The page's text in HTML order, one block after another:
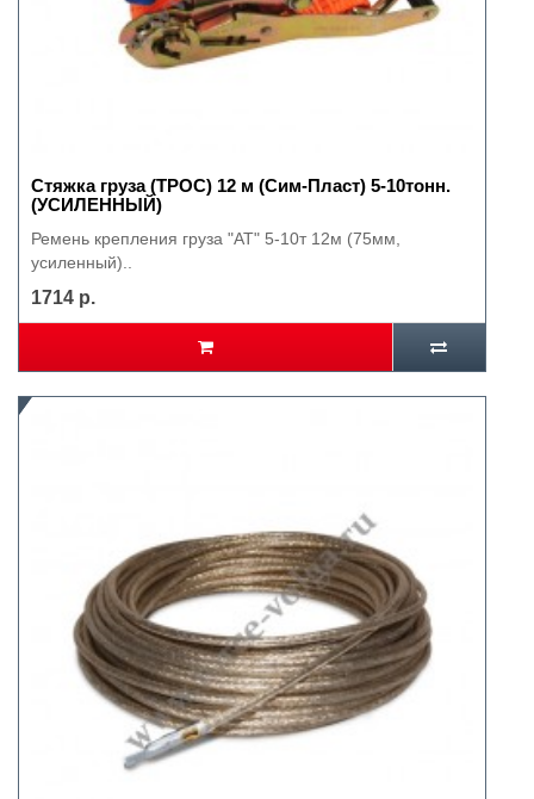
Стяжка груза (ТРОС) 12 м (Сим-Пласт) 5-10тонн.
(УСИЛЕННЫЙ)
Ремень крепления груза "АТ" 5-10т 12м (75мм,
усиленный)..
1714 р.